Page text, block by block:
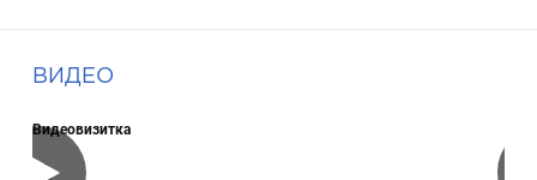
ВИДЕО
Видеовизитка